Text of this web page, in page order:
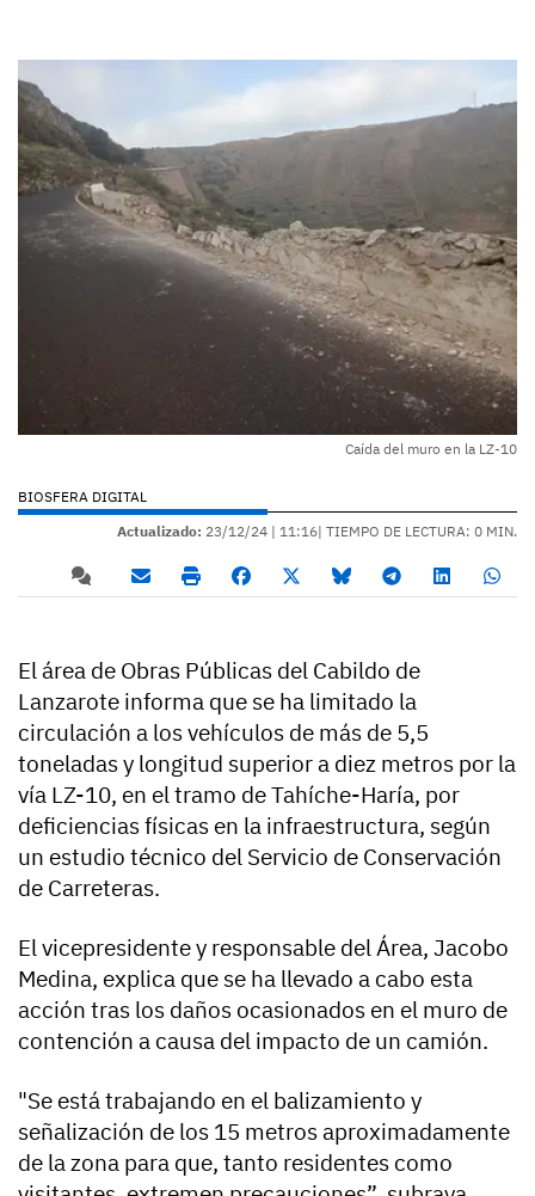
Caída del muro en la LZ-10
BIOSFERA DIGITAL
Actualizado: 23/12/24 | 11:16| TIEMPO DE LECTURA: 0 MIN.
El área de Obras Públicas del Cabildo de
Lanzarote informa que se ha limitado la
circulación a los vehículos de más de 5,5
toneladas y longitud superior a diez metros por la
vía LZ-10, en el tramo de Tahíche-Haría, por
deficiencias físicas en la infraestructura, según
un estudio técnico del Servicio de Conservación
de Carreteras.
El vicepresidente y responsable del Área, Jacobo
Medina, explica que se ha llevado a cabo esta
acción tras los daños ocasionados en el muro de
contención a causa del impacto de un camión.
"Se está trabajando en el balizamiento y
señalización de los 15 metros aproximadamente
de la zona para que, tanto residentes como